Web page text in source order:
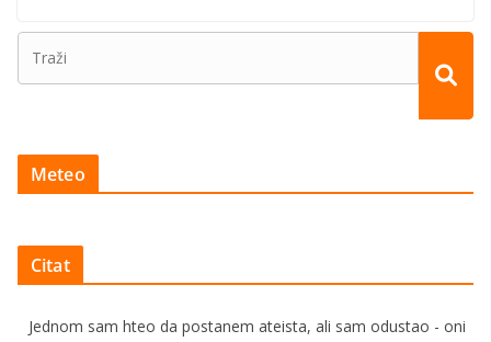
Meteo
Citat
Jednom sam hteo da postanem ateista, ali sam odustao - oni